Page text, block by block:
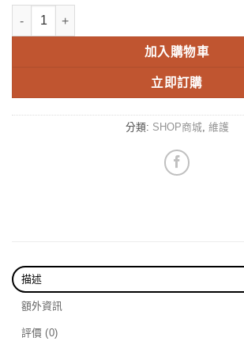
格：
NT$490
塑料還原漆 六效合一 持久24個月 2倍高濃度
加入購物車
立即訂購
分類: SHOP商城, 維護
描述
額外資訊
評價 (0)